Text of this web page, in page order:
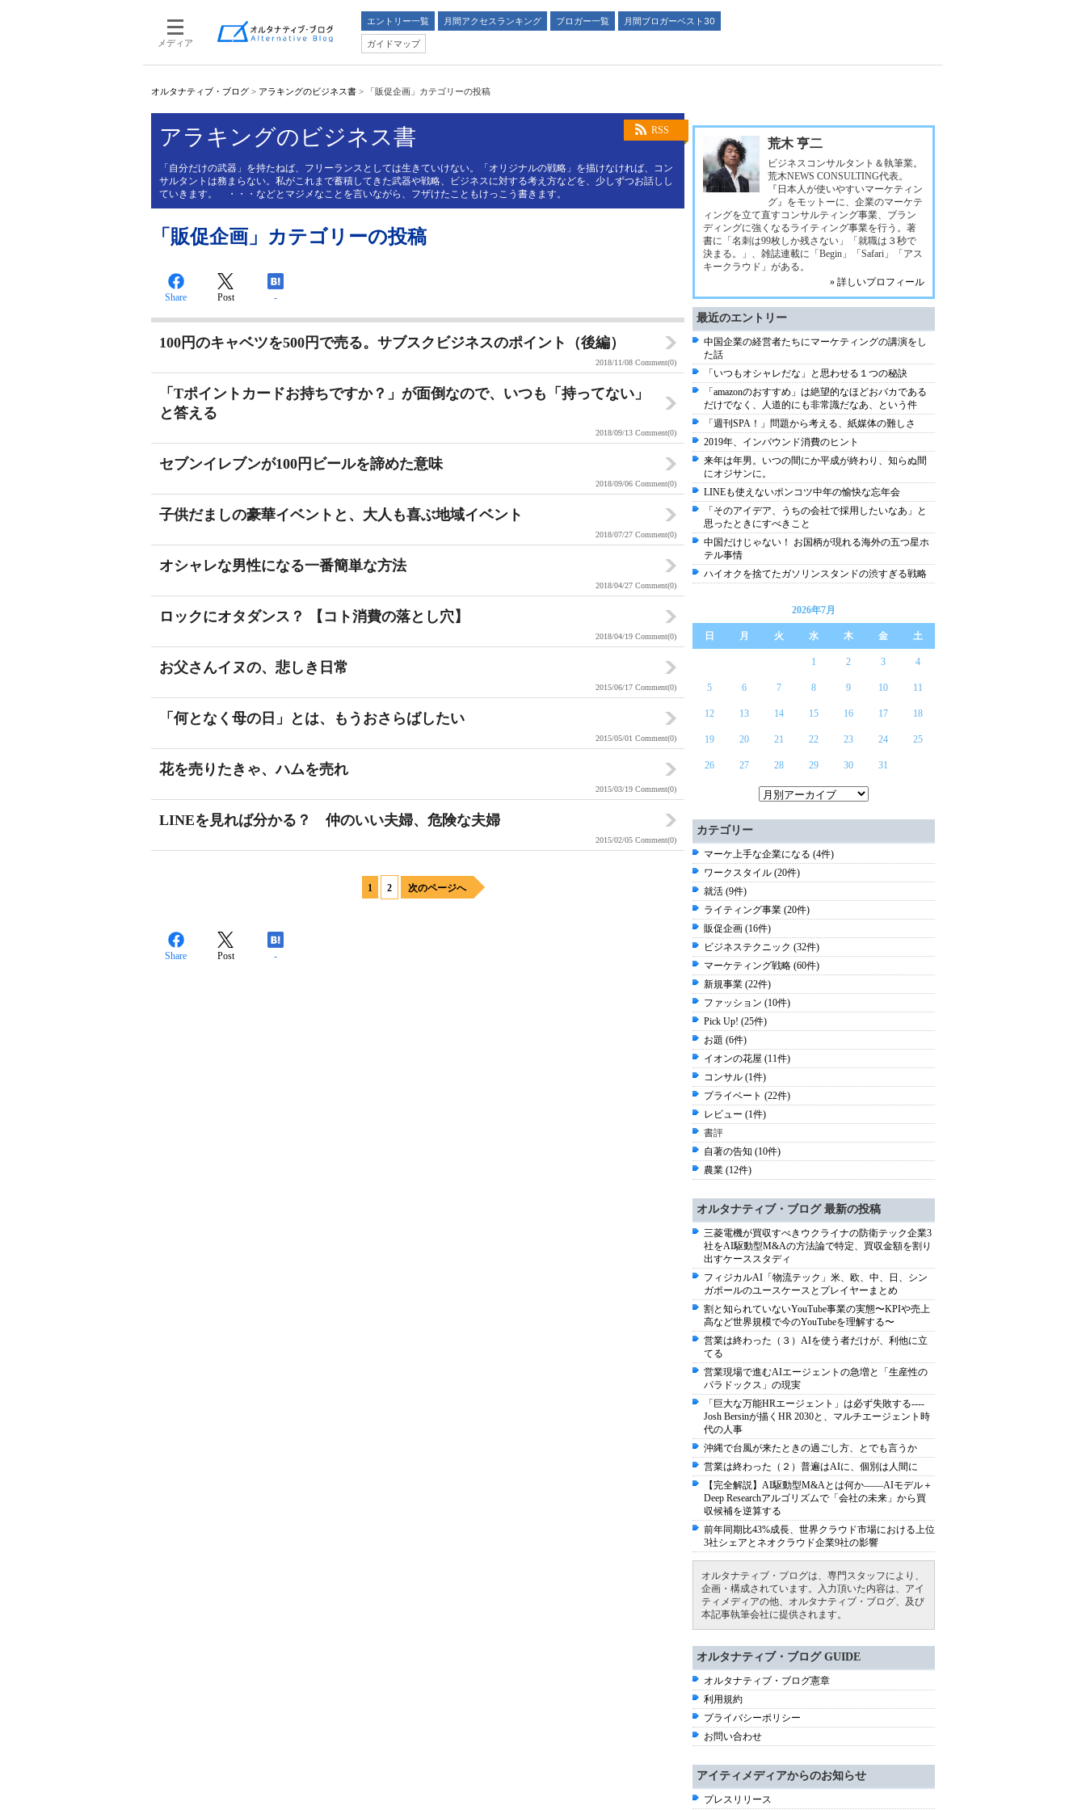
メディア
エントリー一覧 月間アクセスランキング ブロガー一覧
月間ブロガーベスト30
ガイドマップ
オルタナティブ・ブログ > アラキングのビジネス書 > 「販促企画」カテゴリーの投稿
RSS
アラキングのビジネス書
「自分だけの武器」を持たねば、フリーランスとしては生きていけない。「オリジナルの戦略」を描けなければ、コン
サルタントは務まらない。私がこれまで蓄積してきた武器や戦略、ビジネスに対する考え方などを、少しずつお話しし
ていきます。 ・・・などとマジメなことを言いながら、フザけたこともけっこう書きます。
「販促企画」カテゴリーの投稿
Share Post -
100円のキャベツを500円で売る。サブスクビジネスのポイント（後編）
2018/11/08 Comment(0)
「Tポイントカードお持ちですか？」が面倒なので、いつも「持ってない」
と答える
2018/09/13 Comment(0)
セブンイレブンが100円ビールを諦めた意味
2018/09/06 Comment(0)
子供だましの豪華イベントと、大人も喜ぶ地域イベント
2018/07/27 Comment(0)
オシャレな男性になる一番簡単な方法
2018/04/27 Comment(0)
ロックにオタダンス？ 【コト消費の落とし穴】
2018/04/19 Comment(0)
お父さんイヌの、悲しき日常
2015/06/17 Comment(0)
「何となく母の日」とは、もうおさらばしたい
2015/05/01 Comment(0)
花を売りたきゃ、ハムを売れ
2015/03/19 Comment(0)
LINEを見れば分かる？ 仲のいい夫婦、危険な夫婦
2015/02/05 Comment(0)
1 2 次のページへ
Share Post -
荒木 亨二
ビジネスコンサルタント＆執筆業。
荒木NEWS CONSULTING代表。
『日本人が使いやすいマーケティン
グ』をモットーに、企業のマーケテ
ィングを立て直すコンサルティング事業、ブラン
ディングに強くなるライティング事業を行う。著
書に「名刺は99枚しか残さない」「就職は３秒で
決まる。」、雑誌連載に「Begin」「Safari」「アス
キークラウド」がある。
» 詳しいプロフィール
最近のエントリー
中国企業の経営者たちにマーケティングの講演をし
た話
「いつもオシャレだな」と思わせる１つの秘訣
「amazonのおすすめ」は絶望的なほどおバカである
だけでなく、人道的にも非常識だなあ、という件
「週刊SPA！」問題から考える、紙媒体の難しさ
2019年、インバウンド消費のヒント
来年は年男。いつの間にか平成が終わり、知らぬ間
にオジサンに。
LINEも使えないポンコツ中年の愉快な忘年会
「そのアイデア、うちの会社で採用したいなあ」と
思ったときにすべきこと
中国だけじゃない！ お国柄が現れる海外の五つ星ホ
テル事情
ハイオクを捨てたガソリンスタンドの渋すぎる戦略
2026年7月
日 月 火 水 木 金 土
1 2 3 4
5 6 7 8 9 10 11
12 13 14 15 16 17 18
19 20 21 22 23 24 25
26 27 28 29 30 31
カテゴリー
マーケ上手な企業になる (4件)
ワークスタイル (20件)
就活 (9件)
ライティング事業 (20件)
販促企画 (16件)
ビジネステクニック (32件)
マーケティング戦略 (60件)
新規事業 (22件)
ファッション (10件)
Pick Up! (25件)
お題 (6件)
イオンの花屋 (11件)
コンサル (1件)
プライベート (22件)
レビュー (1件)
書評
自著の告知 (10件)
農業 (12件)
オルタナティブ・ブログ 最新の投稿
三菱電機が買収すべきウクライナの防衛テック企業3
社をAI駆動型M&Aの方法論で特定、買収金額を割り
出すケーススタディ
フィジカルAI「物流テック」米、欧、中、日、シン
ガポールのユースケースとプレイヤーまとめ
割と知られていないYouTube事業の実態〜KPIや売上
高など世界規模で今のYouTubeを理解する〜
営業は終わった（３）AIを使う者だけが、利他に立
てる
営業現場で進むAIエージェントの急増と「生産性の
パラドックス」の現実
「巨大な万能HRエージェント」は必ず失敗する----
Josh Bersinが描くHR 2030と、マルチエージェント時
代の人事
沖縄で台風が来たときの過ごし方、とでも言うか
営業は終わった（２）普遍はAIに、個別は人間に
【完全解説】AI駆動型M&Aとは何か――AIモデル＋
Deep Researchアルゴリズムで「会社の未来」から買
収候補を逆算する
前年同期比43%成長、世界クラウド市場における上位
3社シェアとネオクラウド企業9社の影響
オルタナティブ・ブログは、専門スタッフにより、
企画・構成されています。入力頂いた内容は、アイ
ティメディアの他、オルタナティブ・ブログ、及び
本記事執筆会社に提供されます。
オルタナティブ・ブログ GUIDE
オルタナティブ・ブログ憲章
利用規約
プライバシーポリシー
お問い合わせ
アイティメディアからのお知らせ
プレスリリース